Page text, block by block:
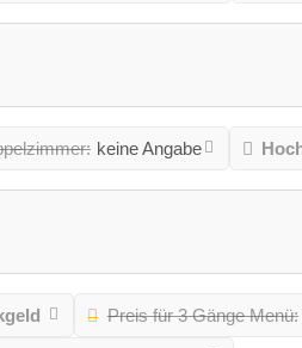
keine Angabe
Preis für 3 Gänge Menü: